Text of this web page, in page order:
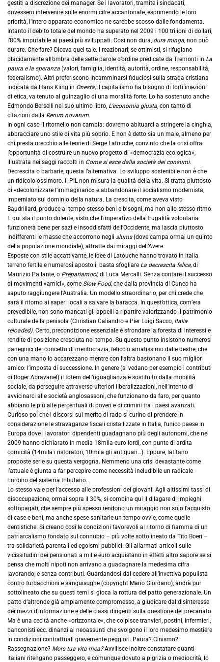
gestiti a discrezione dei manager. Se i lavoratori, tramite i sindacati,
dovessero intervenire sulle enormi cifre accantonate, esprimendo le loro
priorità, l’intero apparato economico ne sarebbe scosso dalle fondamenta.
Intanto il debito totale del mondo ha superato nel 2009 i 100 trilioni di dollari,
l’80% imputabile ai paesi più sviluppati. Così non dura, dura minga, non può
durare. Che fare? Diceva quel tale. I reazionari, se ottimisti, si rifugiano
placidamente all’ombra delle sette parole d’ordine predicate da Tremonti in La
paura e la speranza (valori, famiglia, identità, autorità, ordine, responsabilità,
federalismo). Altri preferiscono incamminarsi fiduciosi sulla strada cristiana
indicata da Hans Kiing in Onestà, il capitalismo ha bisogno di forti iniezioni
di etica, va tenuto al guinzaglio di una moralità forte. Lo ha sostenuto anche
Edmondo Berselli nel suo ultimo libro, L’economia giusta, con tanto di
citazioni dalla Rerum novarum.
In ogni caso il ritornello non cambia: dovremo abituarci a stringere la cinghia,
abbracciare uno stile di vita più sobrio. E non è detto sia un male, almeno per
chi presta orecchio alle teorie di Serge Latouche, convinto che la crisi offra
l’opportunità di costruire un nuovo progetto di «democrazia ecologica»,
illustrata nei saggi raccolti in Come si esce dalla società dei consumi.
Decrescita o barbarie, questa l’alternativa. Lo sviluppo sostenibile non è che
un ridicolo ossimoro. Il PIL non misura la qualità della vita. Si tratta piuttosto
di «decolonizzare l’immaginario» e abbandonare il socialismo modernista,
imperniato sul dominio della natura. La crescita, come aveva visto
Baudrillard, produce al tempo stesso beni e bisogni, ma non allo stesso ritmo.
E qui sta il punto dolente, visto che l’imperativo della frugalità volontaria
funzionerà bene per sazi e insoddisfatti dell’Occidente, ma lascia piuttosto
indifferenti le masse che accorrono negli slums(dove campa ormai un quinto
della popolazione mondiale), attratte dai miraggi dell’Avere.
Esposte con stile accattivante, le idee di Latouche hanno trovato in Italia
terreno fertile e numerosi apostoli: basta sfogliare La decrescita felice, di
Maurizio Pallante, o Prepariamoci, di Luca Mercalli. Senza contare il successo
di movimenti «amici», come Slow Food, che dalla provincia di Cuneo ha
saputo raggiungere l’Australia. Un modello straordinario, per chi crede che
sarà il ritorno ai saperi locali a salvare la baracca. In quest’ottica, com’era
prevedibile, non sono mancati gli appelli a ripartire valorizzando il patrimonio
culturale della penisola (Christian Caliandro e Pier Luigi Sacco, Italia
reloaded). Certo, precondizione essenziale è sfrondare la foresta di interessi e
rendite di posizione cresciuta nel tempo. Su questo punto insistono numerosi
panegirici del concetto di meritocrazia, feticcio amatissimo dalle destre, che
con una mano lo accarezzano mentre con l’altra bastonano il suo miglior
amico: l’imposta di successione. In genere (si vedano per esempio i contributi
di Roger Abravanel) il totem dell’uguaglianza è sostituito dalla mobilità
sociale, da perseguire attraverso ulteriori liberalizzazioni, nell’intento di
avvicinarci alle società anglosassoni, che funzionano da faro, per quanto
abbiano le più alte percentuali di poveri e di crimini tra i paesi avanzati.
Curioso poi che i discorsi sul merito di rado si curino di prendere in
considerazione le stravaganze fiscali cristallizzate in Italia, l’unico paese in
Europa dove i lavoratori dipendenti guadagnano più degli autonomi, che nel
2009 hanno dichiarato in media 18mila euro lordi, con punte di ardita
comicità (14mila i ristoratori, 10mila gli antiquari…). Eppure, latitano
proposte serie su questa vergogna. Nemmeno una crisi devastante come
l’attuale è giunta a far percepire come necessità ineludibile un radicale
riordino del sistema tributario.
Lo stesso vale per l’accesso alle professioni dei giovani. Agli altissimi tassi di
disoccupazione, ormai sopra il 30%, si combina qui il dilagare di impieghi
sottopagati, che sempre più spesso rendono un miraggio non solo l’acquisto
di case e beni, ma anche spese sanitarie un tempo ovvie, come quelle
dentistiche. Si creano così le condizioni favorevoli al ritorno di fiamma di un
patriarcalismo fondato sul connubio – più volte sottolineato da Tito Boeri –
tra solidarietà parentali ed egoismi pubblici. Gli allarmati articoli sulle
vicissitudini dei pensionati a mille euro acquistano in effetti altro sapore se si
pensa che molti nipoti non arrivano a guadagnare la medesima cifra
lavorando, e senza contributi. Guardandosi dal cedere all’invettiva populista
contro furbacchioni e sanguisughe (copyright Mario Giordano), andrà pur
sottolineato che su questi temi si gioca la rottura del patto generazionale. Un
patto d’altronde già ampiamente compromesso, a giudicare dal disinteresse
dei mezzi d’informazione e delle classi dirigenti sulla questione del precariato.
Ma è una cecità anche «orizzontale», che colpisce tranvieri, postini, infermieri,
banconisti ecc. dinanzi ai neoassunti che svolgono il loro medesimo mestiere
in condizioni contrattuali gravemente peggiori. Paura? Cinismo?
Rassegnazione? Mors tua vita mea?Avvilisce inoltre constatare quanti
italiani ritengano passeggero, e comunque dovuto a pigrizia o mediocrità, lo